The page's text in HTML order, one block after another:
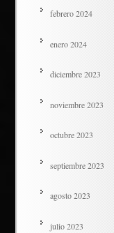
febrero 2024
enero 2024
diciembre 2023
noviembre 2023
octubre 2023
septiembre 2023
agosto 2023
julio 2023